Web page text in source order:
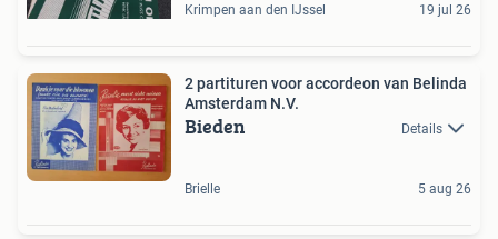
Krimpen aan den IJssel 19 jul 26
2 partituren voor accordeon van Belinda
Amsterdam N.V.
Bieden Details
Brielle 5 aug 26